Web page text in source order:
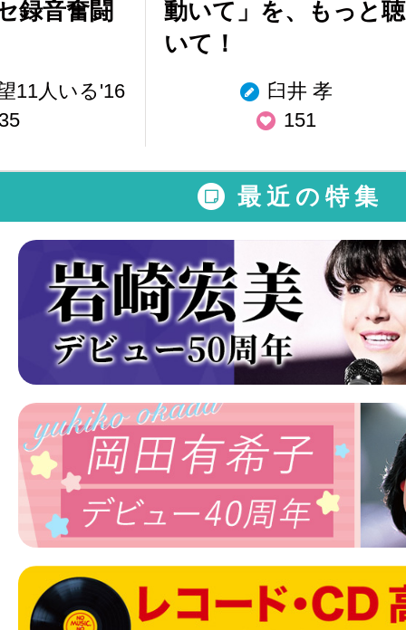
録音奮闘
11人いる'16
動いて」を、もっと聴
いて！
臼井 孝
151
最近の特集